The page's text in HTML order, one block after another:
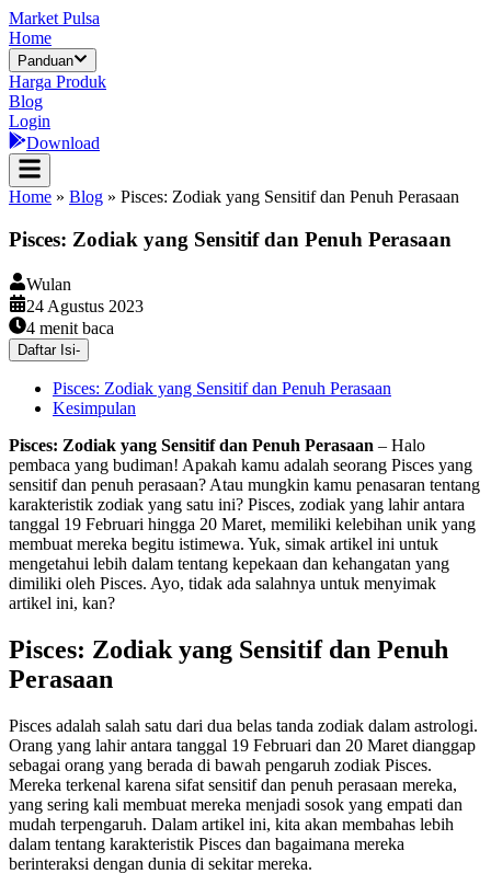
Market Pulsa
Home
Panduan
Harga Produk
Blog
Login
Download
Home » Blog » Pisces: Zodiak yang Sensitif dan Penuh Perasaan
Pisces: Zodiak yang Sensitif dan Penuh Perasaan
Wulan
24 Agustus 2023
4 menit baca
Daftar Isi-
Pisces: Zodiak yang Sensitif dan Penuh Perasaan
Kesimpulan
Pisces: Zodiak yang Sensitif dan Penuh Perasaan – Halo
pembaca yang budiman! Apakah kamu adalah seorang Pisces yang
sensitif dan penuh perasaan? Atau mungkin kamu penasaran tentang
karakteristik zodiak yang satu ini? Pisces, zodiak yang lahir antara
tanggal 19 Februari hingga 20 Maret, memiliki kelebihan unik yang
membuat mereka begitu istimewa. Yuk, simak artikel ini untuk
mengetahui lebih dalam tentang kepekaan dan kehangatan yang
dimiliki oleh Pisces. Ayo, tidak ada salahnya untuk menyimak
artikel ini, kan?
Pisces: Zodiak yang Sensitif dan Penuh
Perasaan
Pisces adalah salah satu dari dua belas tanda zodiak dalam astrologi.
Orang yang lahir antara tanggal 19 Februari dan 20 Maret dianggap
sebagai orang yang berada di bawah pengaruh zodiak Pisces.
Mereka terkenal karena sifat sensitif dan penuh perasaan mereka,
yang sering kali membuat mereka menjadi sosok yang empati dan
mudah terpengaruh. Dalam artikel ini, kita akan membahas lebih
dalam tentang karakteristik Pisces dan bagaimana mereka
berinteraksi dengan dunia di sekitar mereka.